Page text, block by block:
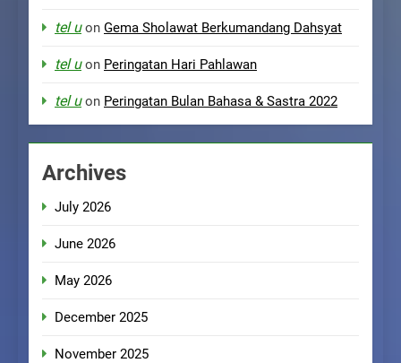
tel uon Gema Sholawat Berkumandang Dahsyat
tel uon Peringatan Hari Pahlawan
tel uon Peringatan Bulan Bahasa & Sastra 2022
Archives
July 2026
June 2026
May 2026
December 2025
November 2025